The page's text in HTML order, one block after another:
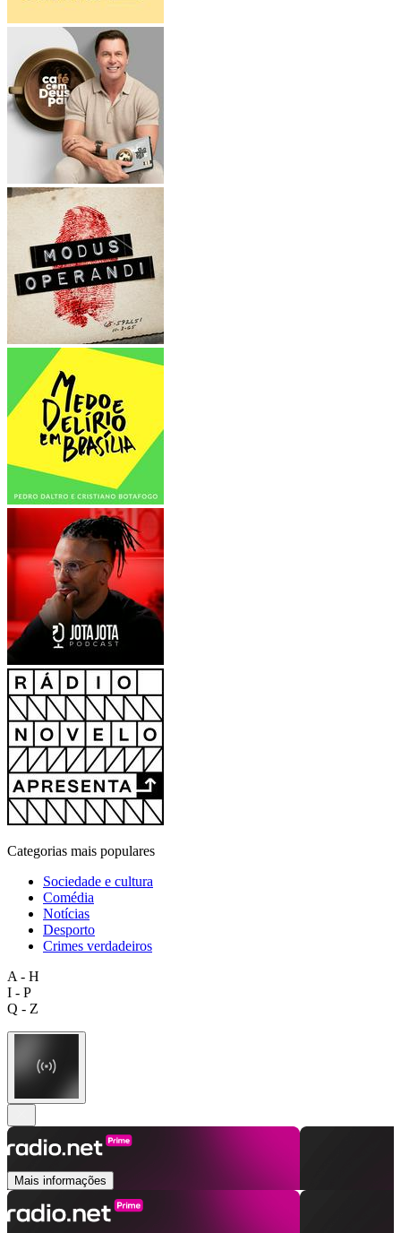
Categorias mais populares
Sociedade e cultura
Comédia
Notícias
Desporto
Crimes verdadeiros
A - H
I - P
Q - Z
Mais informações